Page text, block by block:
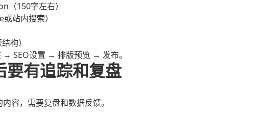
（150字左右）
站内搜索）
构）
SEO设置 → 排版预览 → 发布。
要有追踪和复盘
容，需要复盘和数据反馈。